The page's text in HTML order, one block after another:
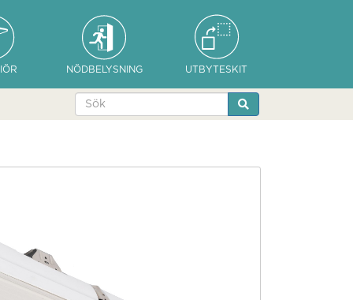
NÖDBELYSNING UTBYTESKIT